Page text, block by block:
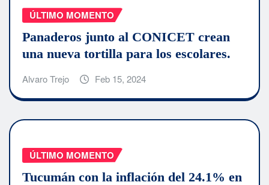
ÚLTIMO MOMENTO
Panaderos junto al CONICET crean
una nueva tortilla para los escolares.
Alvaro Trejo Feb 15, 2024
ÚLTIMO MOMENTO
Tucumán con la inflación del 24.1% en